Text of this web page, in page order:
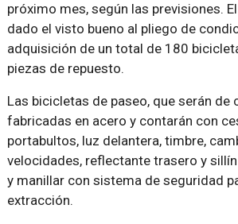
próximo mes, según las previsiones.
dado el visto bueno al pliego de
adquisición de un total de 180
piezas de repuesto.
Las bicicletas de paseo, que serán de
fabricadas en acero y contarán con
portabultos, luz delantera, timbre,
velocidades, reflectante trasero y
y manillar con sistema de seguridad
extracción.